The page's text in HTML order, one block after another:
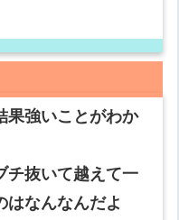
果強いことがわか
チ抜いて越えて一
はなんなんだよ